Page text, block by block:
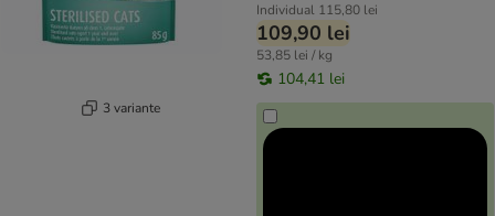
3 variante
Individual 115,80 lei
109,90 lei
53,85 lei / kg
104,41 lei